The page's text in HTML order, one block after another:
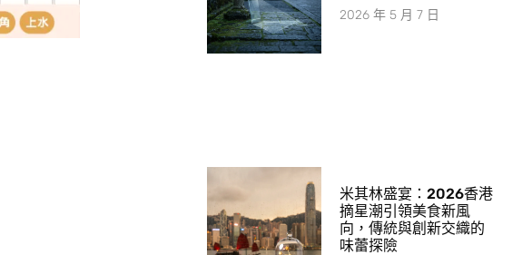
2026 年 5 月 7 日
米其林盛宴：2026香港
摘星潮引領美食新風
向，傳統與創新交織的
味蕾探險